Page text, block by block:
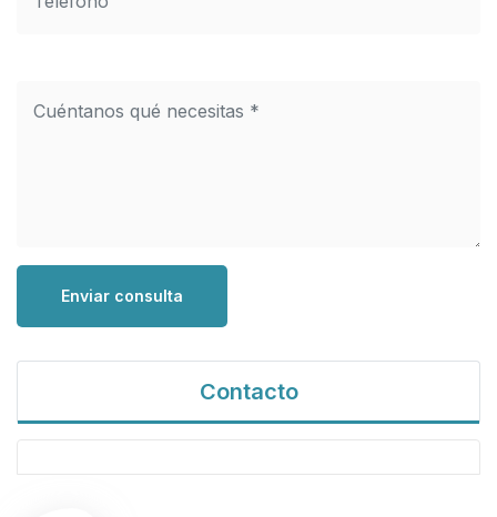
Enviar consulta
Contacto